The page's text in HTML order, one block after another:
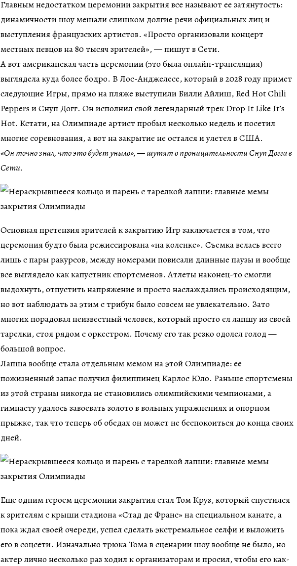
Главным недостатком церемонии закрытия все называют ее затянутость:
динамичности шоу мешали слишком долгие речи официальных лиц и
выступления французских артистов. «Просто организовали концерт
местных певцов на 80 тысяч зрителей», — пишут в Сети.
А вот американская часть церемонии (это была онлайн-трансляция)
выглядела куда более бодро. В Лос-Анджелесе, который в 2028 году примет
следующие Игры, прямо на пляже выступили Билли Айлиш, Red Hot Chili
Peppers и Снуп Догг. Он исполнил свой легендарный трек Drop It Like It’s
Hot. Кстати, на Олимпиаде артист пробыл несколько недель и посетил
многие соревнования, а вот на закрытие не остался и улетел в США.
«Он точно знал, что это будет уныло», — шутят о проницательности Снуп Догга в
Сети.
Основная претензия зрителей к закрытию Игр заключается в том, что
церемония будто была режиссирована «на коленке». Съемка велась всего
лишь с пары ракурсов, между номерами повисали длинные паузы и вообще
все выглядело как капустник спортсменов. Атлеты наконец-то смогли
выдохнуть, отпустить напряжение и просто наслаждались происходящим,
но вот наблюдать за этим с трибун было совсем не увлекательно. Зато
многих порадовал неизвестный человек, который просто ел лапшу из своей
тарелки, стоя рядом с оркестром. Почему его так резко одолел голод —
большой вопрос.
Лапша вообще стала отдельным мемом на этой Олимпиаде: ее
пожизненный запас получил филиппинец Карлос Юло. Раньше спортсмены
из этой страны никогда не становились олимпийскими чемпионами, а
гимнасту удалось завоевать золото в вольных упражнениях и опорном
прыжке, так что теперь об обедах он может не беспокоиться до конца своих
дней.
Еще одним героем церемонии закрытия стал Том Круз, который спустился
к зрителям с крыши стадиона «Стад де Франс» на специальном канате, а
пока ждал своей очереди, успел сделать экстремальное селфи и выложить
его в соцсети. Изначально трюка Тома в сценарии шоу вообще не было, но
актер лично несколько раз ходил к организаторам и просил, чтобы его как-